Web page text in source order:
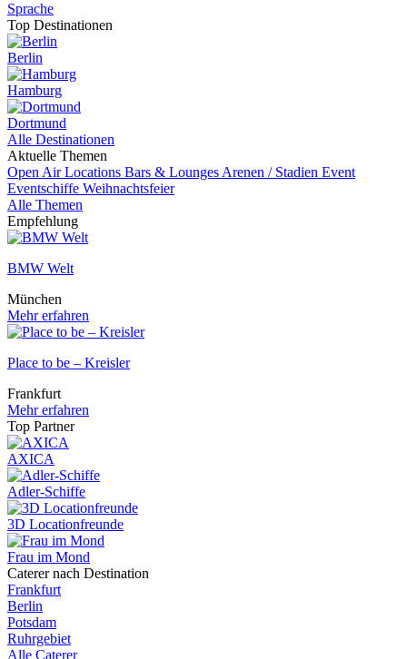
Sprache
Top Destinationen
Berlin
Hamburg
Dortmund
Alle Destinationen
Aktuelle Themen
Open Air Locations Bars & Lounges Arenen / Stadien Event
Eventschiffe Weihnachtsfeier
Alle Themen
Empfehlung
BMW Welt
München
Mehr erfahren
Place to be – Kreisler
Frankfurt
Mehr erfahren
Top Partner
AXICA
Adler-Schiffe
3D Locationfreunde
Frau im Mond
Caterer nach Destination
Frankfurt
Berlin
Potsdam
Ruhrgebiet
Alle Caterer